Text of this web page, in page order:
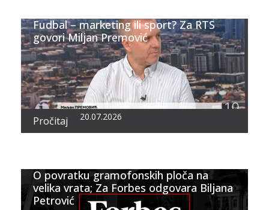
Fudbal – marketing ili sport? Za RTS
govori Miljan Premović
Pročitaj 20.07.2026
O povratku gramofonskih ploča na
velika vrata; Za Forbes odgovara Biljana
Petrović